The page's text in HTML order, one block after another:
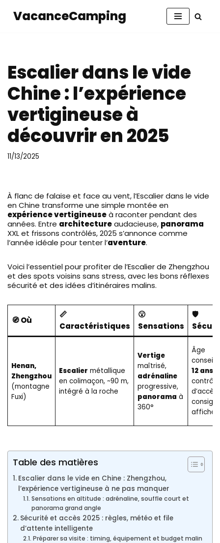
VacanceCamping
Escalier dans le vide
Chine : l’expérience
vertigineuse à
découvrir en 2025
11/13/2025
À flanc de falaise et face au vent, l’Escalier dans le vide
en Chine transforme une simple montée en
expérience vertigineuseà raconter pendant des
années. Entre architectureaudacieuse, panorama
XXL et frissons contrôlés, 2025 s’annonce comme
l’année idéale pour tenter l’aventure.
Voici l’essentiel pour profiter de l’Escalier de Zhengzhou
et des spots voisins sans stress, avec les bons réflexes
sécurité et des idées d’itinéraires malins.
🧭 Où
📏
Caractéristiques
😮
Sensations
🛡️
Henan,
Zhengzhou
(montagne
Fuxi)
Escalier métallique
en colimaçon, ~90 m,
intégré à la roche
Vertige
maîtrisé,
adrénaline
progressive,
panorama à
360°
Âge
12 ans
contrôle
d’accès,
Table des matières
Escalier dans le vide en Chine : Zhengzhou,
l’expérience vertigineuse à ne pas manquer
Sensations en altitude : adrénaline, souffle court et
panorama grand angle
Sécurité et accès 2025 : règles, météo et file
d’attente intelligente
Préparer sa visite : timing, équipement et budget malin